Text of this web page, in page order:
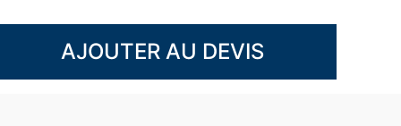
AJOUTER AU DEVIS